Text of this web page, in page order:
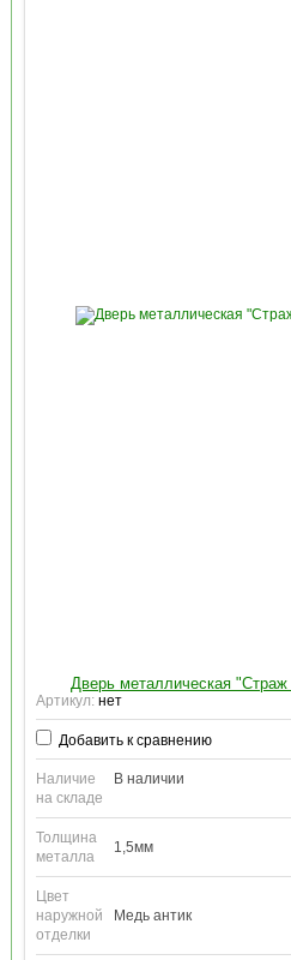
Дверь металлическая
Артикул: нет
Добавить к сравнению
Наличие
на складе
В наличии
Толщина
металла
1,5мм
Цвет
наружной
отделки
Медь антик